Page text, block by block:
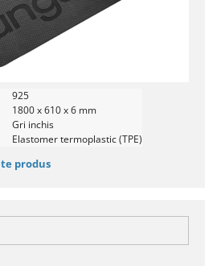
925
1800 x 610 x 6 mm
Gri inchis
Elastomer termoplastic (TPE)
produs